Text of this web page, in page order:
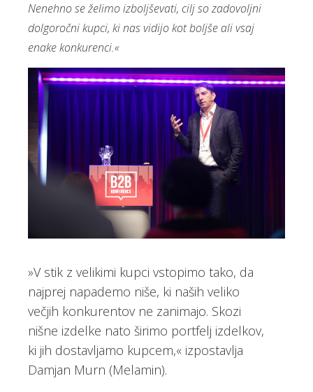
Nenehno se želimo izboljševati, cilj so zadovoljni
dolgoročni kupci, ki nas vidijo kot boljše ali vsaj
enake konkurenci.«
»V stik z velikimi kupci vstopimo tako, da
najprej napademo niše, ki naših veliko
večjih konkurentov ne zanimajo. Skozi
nišne izdelke nato širimo portfelj izdelkov,
ki jih dostavljamo kupcem,« izpostavlja
Damjan Murn (Melamin).